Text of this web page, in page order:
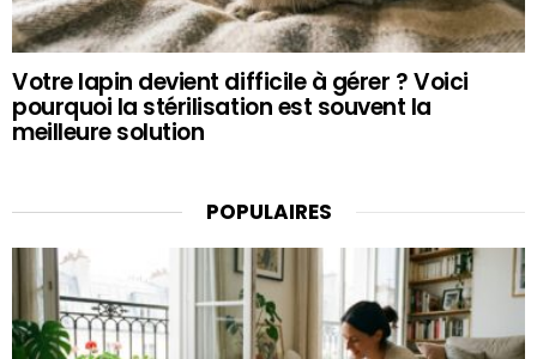
Votre lapin devient difficile à gérer ? Voici
pourquoi la stérilisation est souvent la
meilleure solution
POPULAIRES